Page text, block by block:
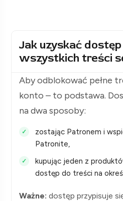
Jak uzyskać
wszystkich treści
Aby odblokować pełne
konto – to podstawa.
na dwa sposoby:
zostając Patronem i
Patronite,
kupując jeden z
dostęp do treści na
Ważne: dostęp przypisuje